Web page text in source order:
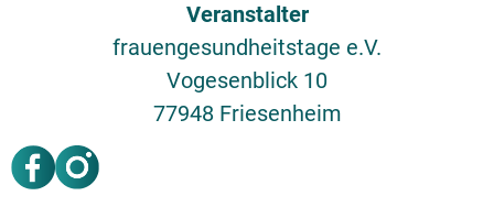
Veranstalter
frauengesundheitstage e.V.
Vogesenblick 10
77948 Friesenheim